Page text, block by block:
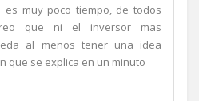
es muy poco tiempo, de todos
que ni el inversor mas
al menos tener una idea
que se explica en un minuto